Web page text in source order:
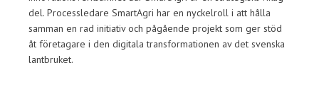
del. Processledare SmartAgri har en nyckelroll i att hålla
samman en rad initiativ och pågående projekt som ger stöd
åt företagare i den digitala transformationen av det svenska
lantbruket.